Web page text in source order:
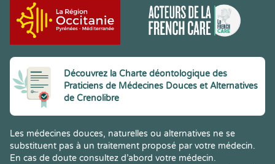
Découvrez la Charte déontologique des
Praticiens de Médecines Douces et Alternatives
de Crenolibre
Les médecines douces, naturelles ou alternatives ne se
substituent pas à un traitement proposé par votre médecin.
En cas de doute consultez d’abord votre médecin.